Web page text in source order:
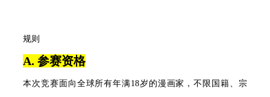
规则
A. 参赛资格
本次竞赛面向全球所有年满18岁的漫画家，不限国籍、宗